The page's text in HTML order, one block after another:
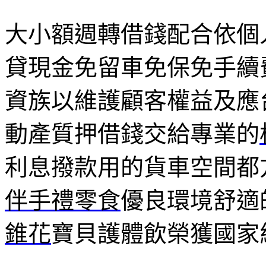
大小額週轉借錢配合依個
貸現金免留車免保免手
資族以維護顧客權益及
動產質押借錢交給專業的
利息撥款用的貨車空間
伴手禮零食優良環境舒
錐花寶貝護體飲榮獲國